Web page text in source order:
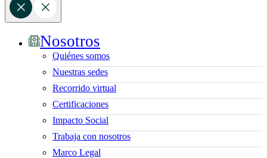
Nosotros
Quiénes somos
Nuestras sedes
Recorrido virtual
Certificaciones
Impacto Social
Trabaja con nosotros
Marco Legal